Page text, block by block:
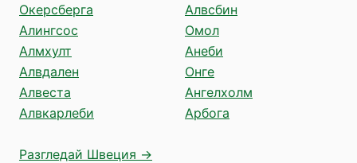
Окерсберга
Алингсос
Алмхулт
Алвдален
Алвеста
Алвкарлеби
Алвсбин
Омол
Анеби
Онге
Ангелхолм
Арбога
Разгледай Швеция →